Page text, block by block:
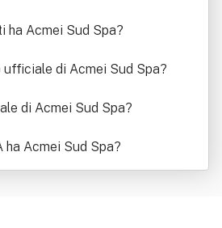
ha Acmei Sud Spa?
ufficiale di Acmei Sud Spa?
di Acmei Sud Spa?
ha Acmei Sud Spa?